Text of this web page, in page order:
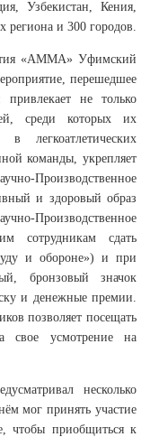
Узбекистан, Кения,
региона и 300 городов.
«АММА» Уфимский
перешедшее
не только
среди которых их
легкоатлетических
команды, укрепляет
Производственное
и здоровый образ
Производственное
сотрудникам сдать
и обороне») и при
бронзовый значок
и денежные премии.
позволяет посещать
свое усмотрение на
несколько
мог принять участие
чтобы приобщиться к